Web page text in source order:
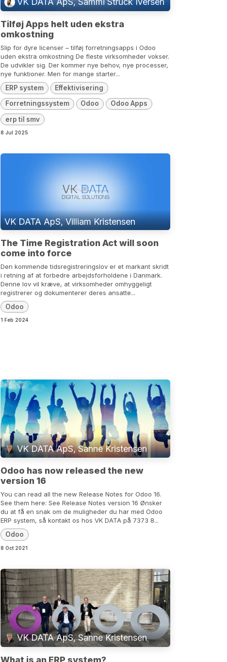
Tilføj Apps helt uden ekstra
omkostning
Slip for dyre licenser – tilføj forretningsapps i Odoo
uden ekstra omkostning De fleste virksomheder vokser.
De udvikler sig. Der kommer nye behov, nye processer,
nye funktioner. Men for mange starter...
ERP system
Effektivisering
Forretningssystem Odoo Odoo Apps
erp til smv
8 Jul 2025
VK DATA ApS, Villiam Kristensen
The Time Registration Act will soon
come into force
Den kommende tidsregistreringslov er et markant skridt
i retning af at forbedre arbejdsforholdene i Danmark.
Denne lov vil kræve, at virksomheder omhyggeligt
registrerer og dokumenterer deres ansatte...
Odoo
1 Feb 2024
VK DATA ApS, Sanne Kristensen
Odoo has now released the new
version 16
You can read all the new Release Notes for Odoo 16.
See them here: See Release Notes version 16 Ønsker
du at få en snak om de muligheder du har med Odoo
ERP system, så kontakt os hos VK DATA på 7373 8...
Odoo
8 Oct 2021
VK DATA ApS, Sanne Kristensen
What is an ERP system?